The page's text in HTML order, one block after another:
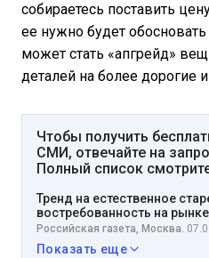
собираетесь поставить
ее нужно будет
может стать «апгрейд»
деталей на более дорогие
Чтобы получить
СМИ, отвечайте на
Полный список
Тренд на естественное
востребованность на
Российская газета, Москва.
Показать еще